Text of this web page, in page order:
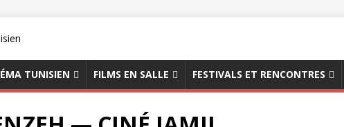
TUNISIEN FILMS EN SALLE FESTIVALS ET RENCONTRES